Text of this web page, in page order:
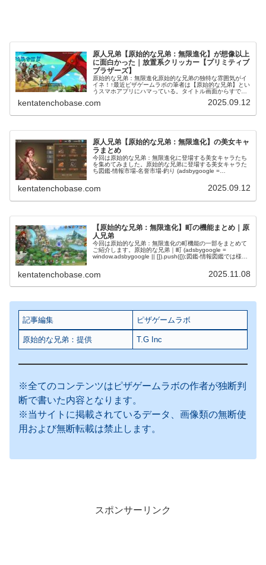
原人兄弟【原始的な兄弟：無限進化】が想像以上
に面白かった｜放置系クリッカー【プリミティブ
ブラザーズ】
原始的な兄弟：無限進化原始的な兄弟の独特な雰囲気がイ
イネ！↑最近ピザゲームラボの筆者は【原始的な兄弟】とい
うスマホアプリにハマっている。タイトル画面からすでに
ゲームシステム原始的な兄弟は基...
kentatenchobase.com 2025.09.12
原人兄弟【原始的な兄弟：無限進化】の美女キャ
ラまとめ
今回は原始的な兄弟：無限進化に登場する美女キャラたち
を集めてみました。原始的な兄弟に登場する美女キャラた
ち図鑑-情報市場-名誉市場-釣り (adsbygoogle =
kentatenchobase.com 2025.09.12
【原始的な兄弟：無限進化】町の機能まとめ｜原
人兄弟
今回は原始的な兄弟：無限進化の町機能の一部をまとめて
ご紹介します。原始的な兄弟｜町 (adsbygoogle =
window.adsbygoogle || []).push({});図鑑-情報図鑑では様々
kentatenchobase.com 2025.11.08
記事編集 ピザゲームラボ
原始的な兄弟：提供 T.G Inc
※全てのコンテンツはピザゲームラボの作者が独断判
断で書いた内容となります。
※当サイトに掲載されているデータ、画像類の無断使
用および無断転載は禁止します。
スポンサーリンク